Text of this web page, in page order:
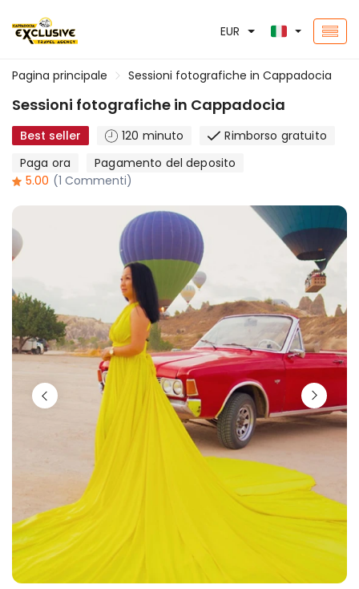
EUR
Pagina principale Sessioni fotografiche in Cappadocia
Sessioni fotografiche in Cappadocia
Best seller 120 minuto
Rimborso gratuito
Paga ora
Pagamento del deposito
5.00 (1 Commenti)